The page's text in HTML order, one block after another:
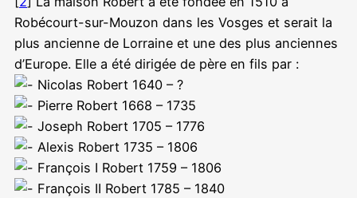
Robécourt-sur-Mouzon dans les Vosges et serait la
plus ancienne de Lorraine et une des plus anciennes
d’Europe. Elle a été dirigée de père en fils par :
Nicolas Robert 1640 – ?
Pierre Robert 1668 – 1735
Joseph Robert 1705 – 1776
Alexis Robert 1735 – 1806
François I Robert 1759 – 1806
François II Robert 1785 – 1840